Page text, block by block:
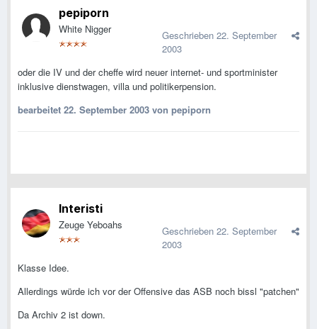
pepiporn
White Nigger Geschrieben 22. September
2003
oder die IV und der cheffe wird neuer internet- und sportminister
inklusive dienstwagen, villa und politikerpension.
bearbeitet 22. September 2003 von pepiporn
Interisti
Zeuge Yeboahs Geschrieben 22. September
2003
Klasse Idee.
Allerdings würde ich vor der Offensive das ASB noch bissl "patchen"
Da Archiv 2 ist down.